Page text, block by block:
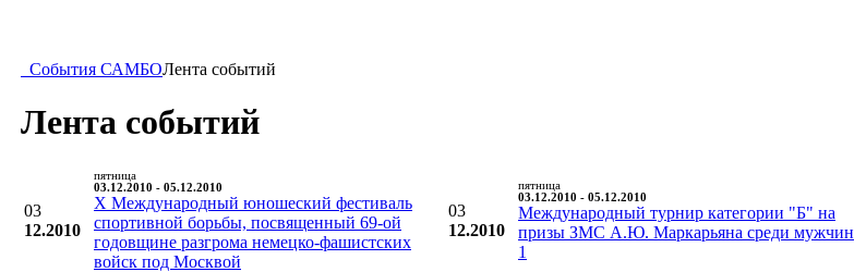
События САМБОЛента событий
Лента событий
03
12.2010
пятница
03.12.2010 - 05.12.2010
X Международный юношеский фестиваль
спортивной борьбы, посвященный 69-ой
годовщине разгрома немецко-фашистских
войск под Москвой
03
12.2010
пятница
03.12.2010 - 05.12.2010
Международный турнир категории "Б" на
призы ЗМС А.Ю. Маркарьяна среди мужчин
1